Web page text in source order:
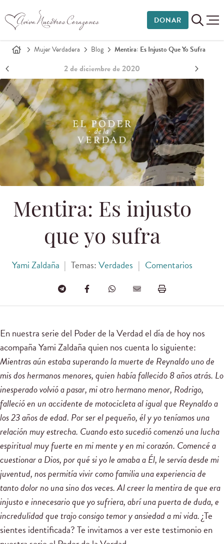
DONAR
Mujer Verdadera Blog Mentira: Es Injusto Que Yo Sufra
2 de diciembre de 2020
Mentira: Es injusto
que yo sufra
Yami Zaldaña | Temas:Verdades | Comentarios
En nuestra serie del Poder de la Verdad el día de hoy nos
acompaña Yami Zaldaña quien nos cuenta lo siguiente:
Mientras aún estaba superando la muerte de Reynaldo uno de
mis dos hermanos menores, quien había fallecido 8 años atrás. Lo
inesperado volvió a pasar, mi otro hermano menor, Rodrigo,
falleció en un accidente de motocicleta al igual que Reynaldo a
los 23 años de edad. Por ser el pequeño, él y yo teníamos una
relación muy estrecha. Cuando esto sucedió comenzó una lucha
espiritual muy fuerte en mi mente y en mi corazón. Comencé a
cuestionar a Dios, por qué si yo le amaba a Él, le servía desde mi
juventud, nos permitía vivir como familia una experiencia de
tanto dolor no una sino dos veces. Al creer la mentira de que era
injusto e innecesario que yo sufriera, abrí una puerta de duda, e
incredulidad que trajo consigo temor y ansiedad a mi vida.¿Te
sientes identificada? Te invitamos a ver este testimonio en